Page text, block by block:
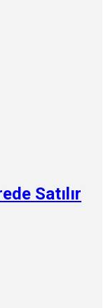
Satılır